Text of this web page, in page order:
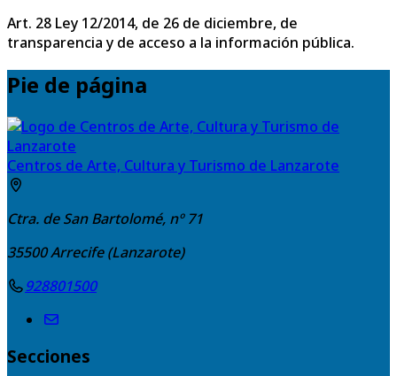
Art. 28 Ley 12/2014, de 26 de diciembre, de
transparencia y de acceso a la información pública.
Pie de página
Centros de Arte, Cultura y Turismo de Lanzarote
Ctra. de San Bartolomé, nº 71
35500Arrecife (Lanzarote)
928801500
Secciones